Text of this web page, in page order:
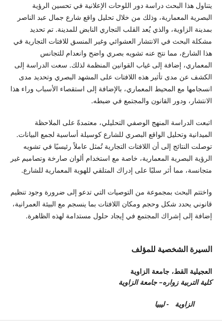
يتناول هذا البحث دراسة دور اللوحات الإعلانية في تحسين الرؤية
البصرية المعمارية، وذلك من خلال تحليل واقع شارع جمال عبد الناصر
بمدينة الزاوية، والذي يُعد القلب التجاري النابض للمدينة. تم تحديد
مشكلة البحث في الانتشار العشوائي وغير المنسق للافتات التجارية في
هذا الشارع، مما نتج عنه تشويه بصري واضح وانعدام للتجانس
المعماري، إضافة إلى غياب القوانين المنظمة لذلك. سعت الدراسة إلى
الكشف عن مدى تأثير هذه اللافتات على المشهد البصري وتحديد مدى
انسجامها مع المحيط المعماري، بالإضافة إلى استقصاء الأسباب وراء هذا
الانتشار، ودور القانون والمجتمع في ضبطه.
اتبعت الدراسة المنهج الوصفي التحليلي، معتمدةً على الملاحظة
الميدانية وتحليل الواقع البصري للشارع كوسيلة أساسية لجمع البيانات.
توصلت النتائج إلى أن اللافتات التجارية تُمثل عاملاً رئيسيًا في تشويه
الرؤية البصرية المعمارية، خاصة مع استخدام ألوان صارخة وتصاميم غير
متجانسة، مما أثر سلبًا على إدراك المتلقي للهوية المعمارية للشارع.
واختتم البحث بمجموعة من التوصيات التي تدعو إلى ضرورة وجود تنظيم
قانوني يحدد شكل وحجم ومكان اللافتات بما ينسجم مع البيئة العمرانية،
إضافة إلى إشراك المجتمع في إيجاد حلول مستدامة لهذه الظاهرة.
السيرة الشخصية للمؤلف
العجيلية القط، جامعة الزاوية
كلية التربية زواره– جامعة الزاوية
الزاوية - ليبيا